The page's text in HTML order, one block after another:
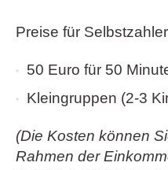
Preise für
50 Euro für 50
Kleingruppen (2-3
(Die Kosten können
Rahmen der